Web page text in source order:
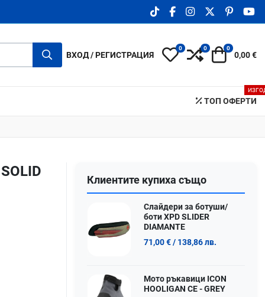
TIKTOK SOCIAL LINK
FACEBOOK SOCIAL
INSTAGRAM
X.COM
ВХОД / РЕГИСТРАЦИЯ My Wishlist
0 Compare
0 Количка
0
0,00 €
ТОП ОФЕРТИ
Клиентите купиха също
Слайдери за ботуши/
боти XPD SLIDER
DIAMANTE
71,00 €/ 138,86 лв.
Мото ръкавици ICON
HOOLIGAN CE - GREY